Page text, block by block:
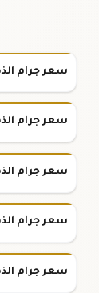
سعر جرام
سعر جرام
سعر جرام
سعر جرام
سعر جرام